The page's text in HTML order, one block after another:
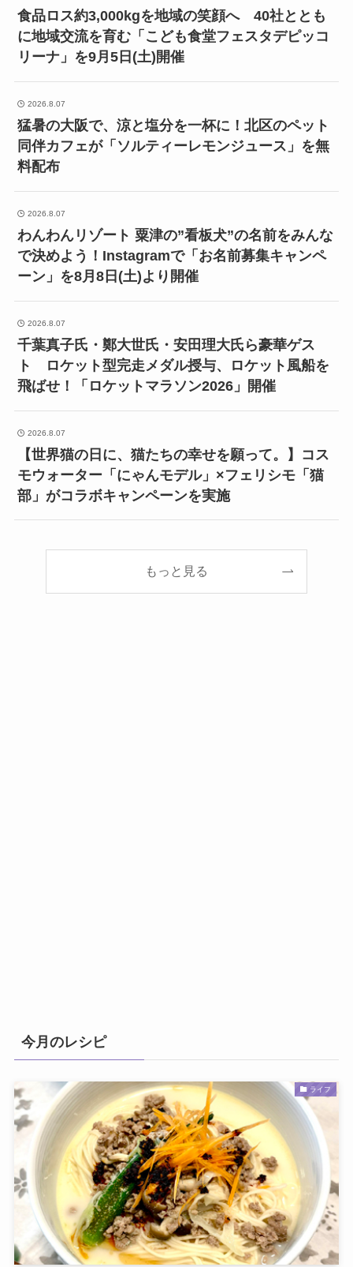
食品ロス約3,000kgを地域の笑顔へ 40社ととも
に地域交流を育む「こども食堂フェスタデピッコ
リーナ」を9月5日(土)開催
2026.8.07
猛暑の大阪で、涼と塩分を一杯に！北区のペット
同伴カフェが「ソルティーレモンジュース」を無
料配布
2026.8.07
わんわんリゾート 粟津の”看板犬”の名前をみんな
で決めよう！Instagramで「お名前募集キャンペ
ーン」を8月8日(土)より開催
2026.8.07
千葉真子氏・鄭大世氏・安田理大氏ら豪華ゲス
ト ロケット型完走メダル授与、ロケット風船を
飛ばせ！「ロケットマラソン2026」開催
2026.8.07
【世界猫の日に、猫たちの幸せを願って。】コス
モウォーター「にゃんモデル」×フェリシモ「猫
部」がコラボキャンペーンを実施
もっと見る
今月のレシピ
ライフ